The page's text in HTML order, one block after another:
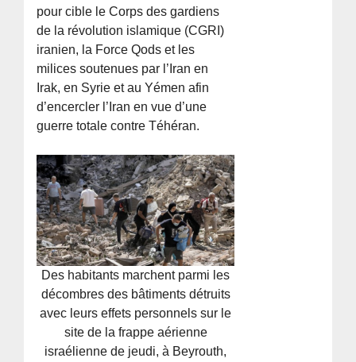
pour cible le Corps des gardiens
de la révolution islamique (CGRI)
iranien, la Force Qods et les
milices soutenues par l’Iran en
Irak, en Syrie et au Yémen afin
d’encercler l’Iran en vue d’une
guerre totale contre Téhéran.
Des habitants marchent parmi les
décombres des bâtiments détruits
avec leurs effets personnels sur le
site de la frappe aérienne
israélienne de jeudi, à Beyrouth,